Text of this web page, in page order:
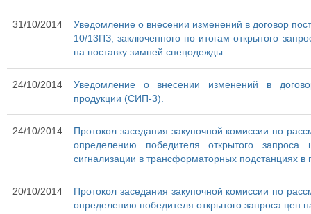
31/10/2014
Уведомление о внесении изменений в договор
10/13ПЗ, заключенного по итогам открытого
на поставку зимней спецодежды.
24/10/2014
Уведомление о внесении изменений в
продукции (СИП-3).
24/10/2014
Протокол заседания закупочной комиссии по
определению победителя открытого
сигнализации в трансформаторных подстанциях в
20/10/2014
Протокол заседания закупочной комиссии по
определению победителя открытого запроса цен